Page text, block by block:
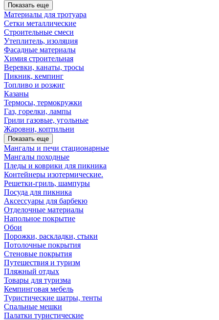
Показать еще
Материалы для тротуара
Сетки металлические
Строительные смеси
Утеплитель, изоляция
Фасадные материалы
Химия строительная
Веревки, канаты, тросы
Пикник, кемпинг
Топливо и розжиг
Казаны
Термосы, термокружки
Газ, горелки, лампы
Грили газовые, угольные
Жаровни, коптильни
Показать еще
Мангалы и печи стационарные
Мангалы походные
Пледы и коврики для пикника
Контейнеры изотермические.
Решетки-гриль, шампуры
Посуда для пикника
Аксессуары для барбекю
Отделочные материалы
Напольное покрытие
Обои
Порожки, раскладки, стыки
Потолочные покрытия
Стеновые покрытия
Путешествия и туризм
Пляжный отдых
Товары для туризма
Кемпинговая мебель
Туристические шатры, тенты
Спальные мешки
Палатки туристические